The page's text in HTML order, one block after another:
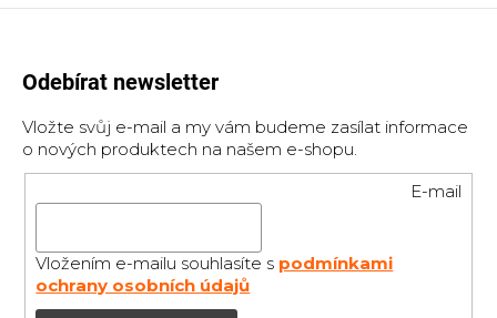
Odebírat newsletter
Vložte svůj e-mail a my vám budeme zasílat informace
o nových produktech na našem e-shopu.
E-mail
Vložením e-mailu souhlasíte s podmínkami
ochrany osobních údajů